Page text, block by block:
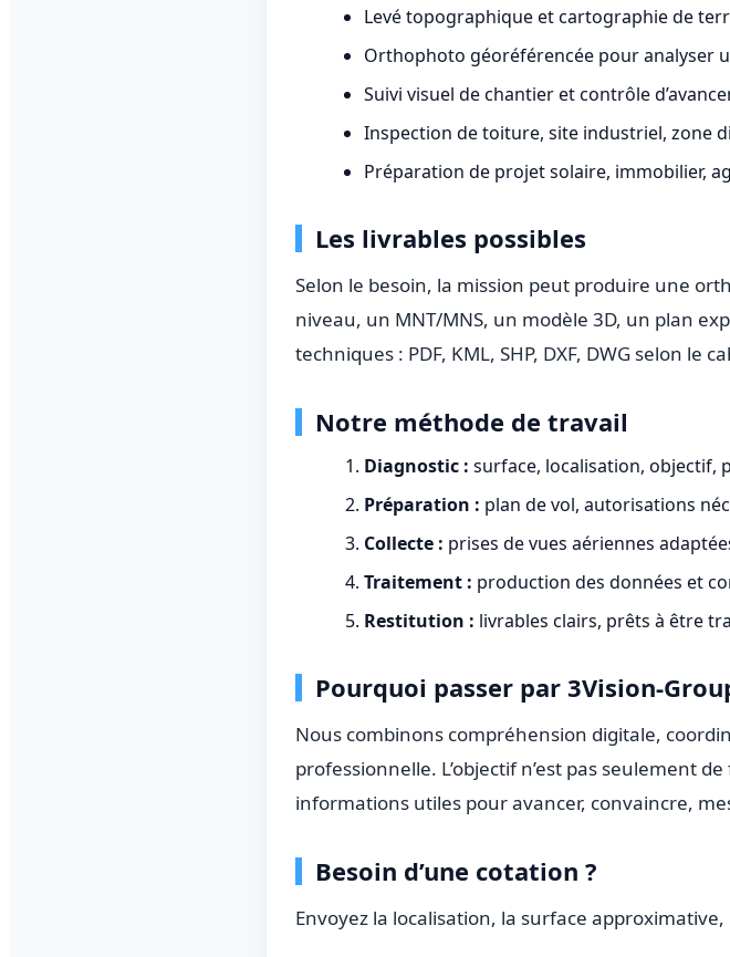
Levé topographique et cartographie de
Orthophoto géoréférencée pour analyser
Suivi visuel de chantier et contrôle
Inspection de toiture, site industriel, zone
Préparation de projet solaire, immobilier,
Les livrables possibles
Selon le besoin, la mission peut produire une
niveau, un MNT/MNS, un modèle 3D, un plan
techniques : PDF, KML, SHP, DXF, DWG selon le
Notre méthode de travail
Diagnostic : surface, localisation, objectif,
Préparation : plan de vol, autorisations
Collecte : prises de vues aériennes
Traitement : production des données et
Restitution : livrables clairs, prêts à être
Pourquoi passer par 3Vision-
Nous combinons compréhension digitale,
professionnelle. L’objectif n’est pas seulement
informations utiles pour avancer, convaincre,
Besoin d’une cotation ?
Envoyez la localisation, la surface